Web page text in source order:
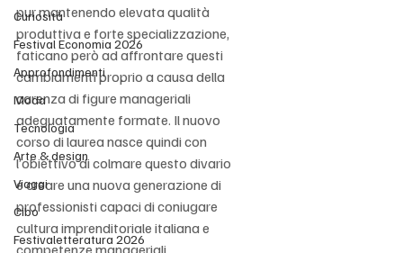
Curiosità
Festival Economia 2026
Approfondimenti
Moda
Tecnologia
Arte & design
Viaggi
Cibo
Festivaletteratura 2026
pur mantenendo elevata qualità
produttiva e forte specializzazione,
faticano però ad affrontare questi
cambiamenti proprio a causa della
carenza di figure manageriali
adeguatamente formate. Il nuovo
corso di laurea nasce quindi con
l’obiettivo di colmare questo divario
e creare una nuova generazione di
professionisti capaci di coniugare
cultura imprenditoriale italiana e
competenze manageriali